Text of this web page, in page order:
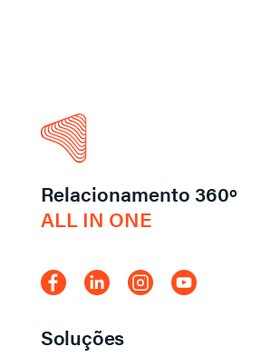
Relacionamento 360º
ALL IN ONE
Soluções